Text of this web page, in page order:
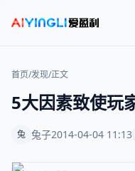
首页/发现/正文
5大因素致使玩
兔 兔子2014-04-04 11:13